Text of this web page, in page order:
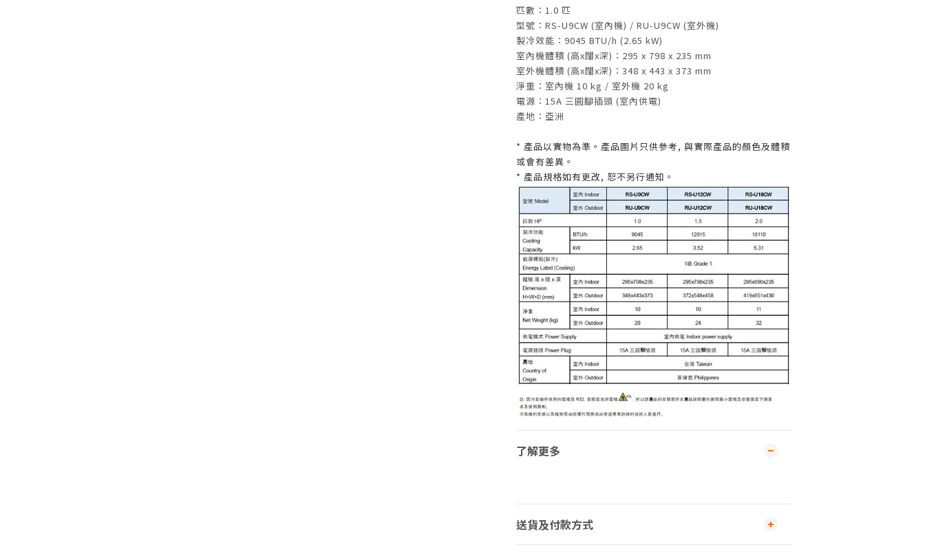
匹數：1.0 匹
型號：RS-U9CW (室內機) / RU-U9CW (室外機)
製冷效能：9045 BTU/h (2.65 kW)
室內機體積 (高x闊x深)：295 x 798 x 235 mm
室外機體積 (高x闊x深)：348 x 443 x 373 mm
淨重：室內機 10 kg / 室外機 20 kg
電源：15A 三圓腳插頭 (室內供電)
產地：亞洲
* 產品以實物為準。產品圖片只供參考, 與實際產品的顏色及體積
或會有差異。
* 產品規格如有更改, 恕不另行通知。
了解更多
送貨及付款方式